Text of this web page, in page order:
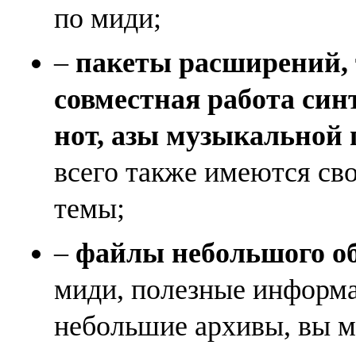
по миди;
– пакеты
совместная работа
нот, азы музыкальной
всего также имеются
темы;
– файлы небольшого
миди, полезные
небольшие архивы, вы